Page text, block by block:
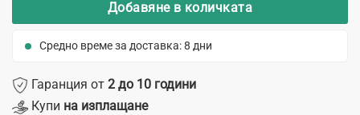
Добавяне в количката
Средно време за доставка: 8 дни
Гаранция от 2 до 10 години
Купи на изплащане